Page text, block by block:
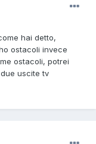
hai detto,
ostacoli invece
ostacoli, potrei
uscite tv